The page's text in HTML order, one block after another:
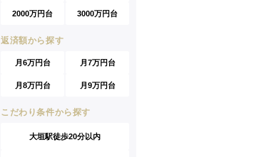
2000万円台 3000万円台
返済額から探す
月6万円台 月7万円台
月8万円台 月9万円台
こだわり条件から探す
大垣駅徒歩20分以内